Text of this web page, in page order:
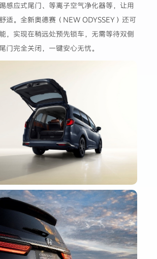
感应式尾门、等离子空气净化器等，让用
适。全新奥德赛（NEW ODYSSEY）还可
，实现在稍远处预先锁车，无需等待双侧
门完全关闭，一键安心无忧。